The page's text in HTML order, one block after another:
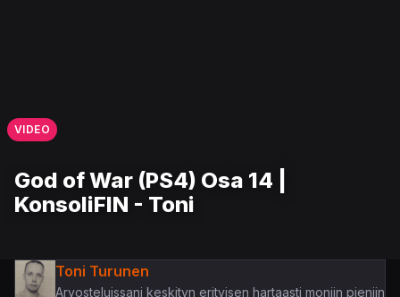
VIDEO
God of War (PS4) Osa 14 |
KonsoliFIN - Toni
Toni Turunen
Arvosteluissani keskityn erityisen hartaasti moniin pieniin